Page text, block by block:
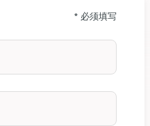
* 必须填写